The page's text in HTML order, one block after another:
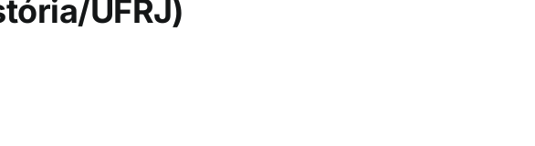
UFRJ)